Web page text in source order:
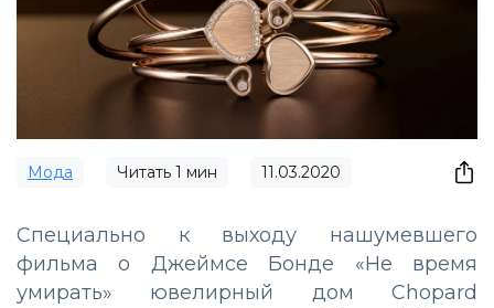
Мода Читать 1 мин 11.03.2020
Специально к выходу нашумевшего
фильма о Джеймсе Бонде «Не время
умирать» ювелирный дом Chopard